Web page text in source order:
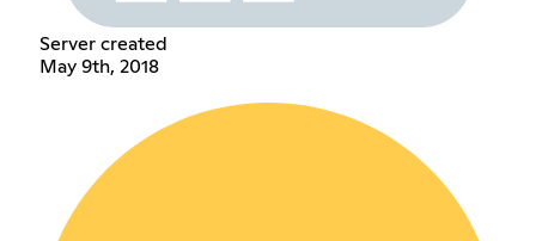
Server created
May 9th, 2018